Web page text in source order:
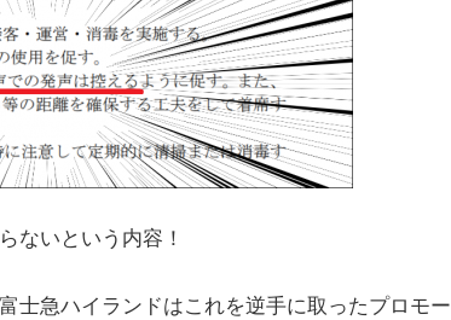
ないという内容！
士急ハイランドはこれを逆手に取ったプロモー